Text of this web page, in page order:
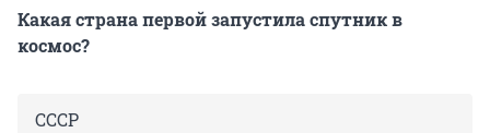
Какая страна первой запустила спутник в
космос?
СССР